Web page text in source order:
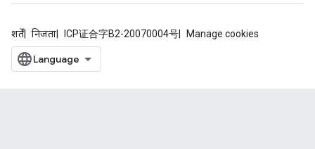
शर्तें निजता ICP证合字B2-20070004号 Manage cookies